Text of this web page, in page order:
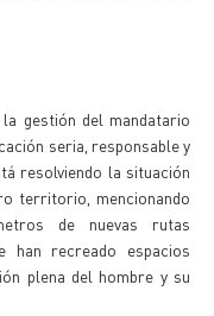
gestión del mandatario
seria, responsable y
resolviendo la situación
territorio, mencionando
de nuevas rutas
han recreado espacios
plena del hombre y su